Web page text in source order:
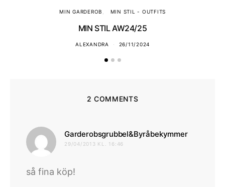
MIN GARDEROB MIN STIL - OUTFITS
MIN STIL AW24/25
ALEXANDRA 26/11/2024
2 COMMENTS
Garderobsgrubbel&Byråbekymmerskriver:
29/04/2013 KL. 16:46
så fina köp!